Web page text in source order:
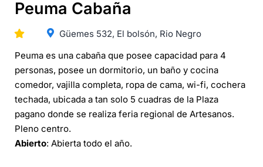
Peuma Cabaña
Güemes 532, El bolsón, Rio Negro
Peuma es una cabaña que posee capacidad para 4
personas, posee un dormitorio, un baño y cocina
comedor, vajilla completa, ropa de cama, wi-fi, cochera
techada, ubicada a tan solo 5 cuadras de la Plaza
pagano donde se realiza feria regional de Artesanos.
Pleno centro.
Abierto: Abierta todo el año.